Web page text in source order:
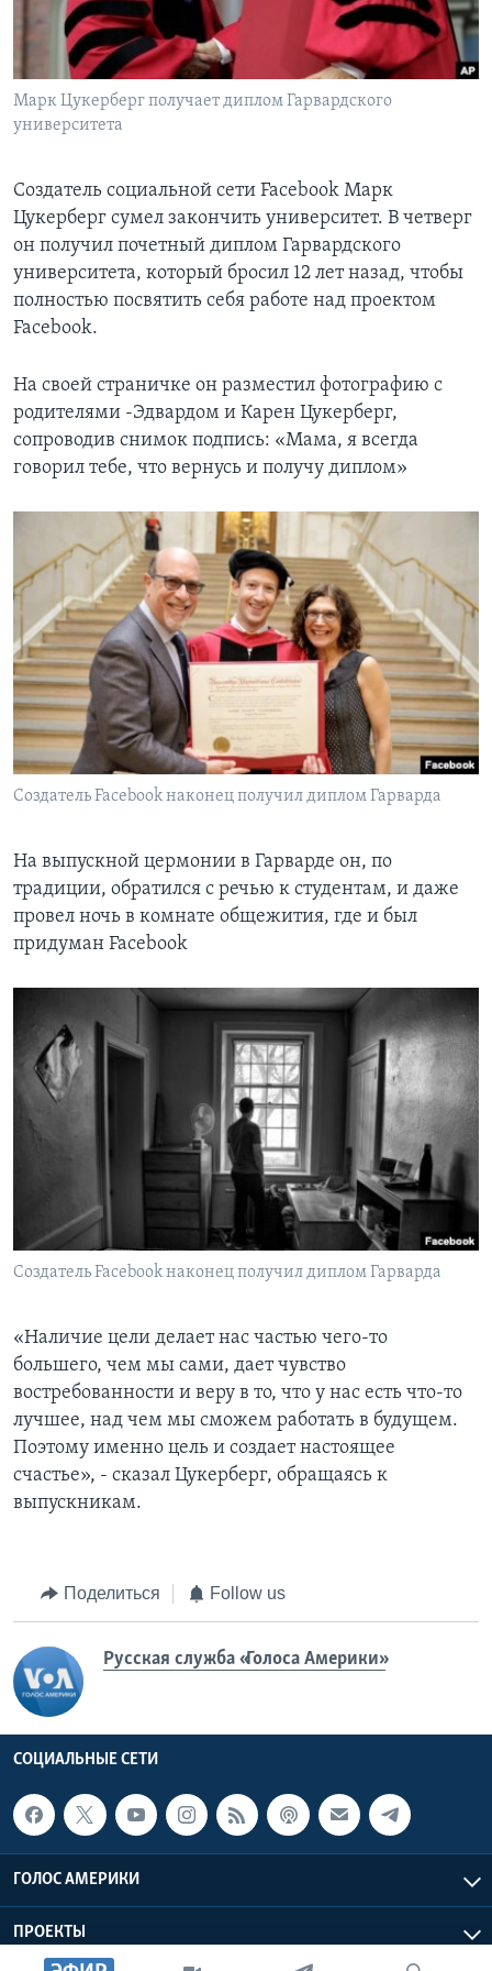
Learning English
СОЦИАЛЬНЫЕ СЕТИ
Языки
Марк Цукерберг получает диплом Гарвардского
университета
Создатель социальной сети Facebook Марк
Цукерберг сумел закончить университет. В четверг
он получил почетный диплом Гарвардского
университета, который бросил 12 лет назад, чтобы
полностью посвятить себя работе над проектом
Facebook.
На своей страничке он разместил фотографию с
родителями -Эдвардом и Карен Цукерберг,
сопроводив снимок подпись: «Мама, я всегда
говорил тебе, что вернусь и получу диплом»
Создатель Facebook наконец получил диплом Гарварда
На выпускной цермонии в Гарварде он, по
традиции, обратился с речью к студентам, и даже
провел ночь в комнате общежития, где и был
придуман Facebook
Создатель Facebook наконец получил диплом Гарварда
«Наличие цели делает нас частью чего-то
большего, чем мы сами, дает чувство
востребованности и веру в то, что у нас есть что-то
лучшее, над чем мы сможем работать в будущем.
Поэтому именно цель и создает настоящее
счастье», - сказал Цукерберг, обращаясь к
выпускникам.
Поделиться Follow us
Русская служба «Голоса Америки»
СОЦИАЛЬНЫЕ СЕТИ
ГОЛОС АМЕРИКИ
ПРОЕКТЫ